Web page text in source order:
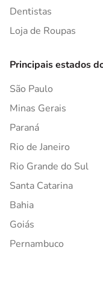
Dentistas
Loja de Roupas
Principais estados
São Paulo
Minas Gerais
Paraná
Rio de Janeiro
Rio Grande do Sul
Santa Catarina
Bahia
Goiás
Pernambuco